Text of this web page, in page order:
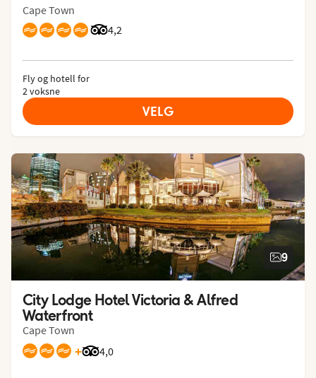
Cape Town
4,2
Vurdering fra Tripadvisor: 4.2 of 5
Fly og hotell for
2 voksne
VELG
9
City Lodge Hotel Victoria & Alfred
Waterfront
Cape Town
+ 4,0
Vurdering fra Tripadvisor: 4 of 5